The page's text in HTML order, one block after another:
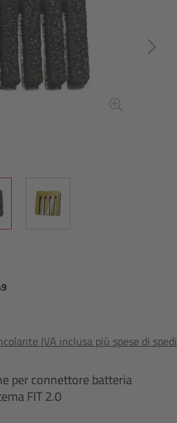
IVA inclusa più spese di
per connettore batteria
FIT 2.0